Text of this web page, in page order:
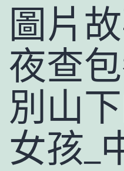
圖片
夜查
別山
女孩_